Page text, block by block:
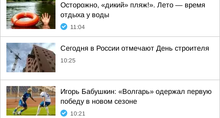
Осторожно, «дикий» пляж!». Лето — время
отдыха у воды
11:04
Сегодня в России отмечают День строителя
10:25
Игорь Бабушкин: «Волгарь» одержал первую
победу в новом сезоне
10:21